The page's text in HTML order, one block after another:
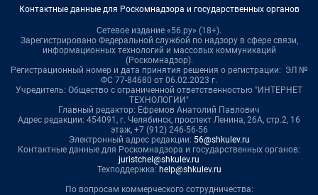
Контактные данные для Роскомнадзора и государственных органов
Сетевое издание «56.ру» (18+).
Зарегистрировано Федеральной службой по надзору в сфере связи,
информационных технологий и массовых коммуникаций
(Роскомнадзор).
Регистрационный номер и дата принятия решения о регистрации: ЭЛ №
ФС 77-84680 от 06.02.2023 г.
Учредитель: Общество с ограниченной ответственностью "ИНТЕРНЕТ
ТЕХНОЛОГИИ"
Главный редактор: Ефремов Анатолий Павлович
Адрес редакции: 454091, г. Челябинск, проспект Ленина, 26А, стр.2, 16
этаж, +7 (912) 246-56-56
Электронный адрес редакции: 56@shkulev.ru
Контактные данные для Роскомнадзора и государственных органов:
juristchel@shkulev.ru
Техподдержка: help@shkulev.ru
По вопросам коммерческого сотрудничества: